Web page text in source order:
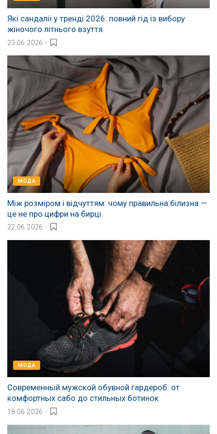
Які сандалії у тренді 2026: повний гід із вибору
жіночого літнього взуття
23.06.2026
МОДА
Між розміром і відчуттям: чому правильна білизна —
це не про цифри на бирці
22.06.2026
МОДА
Современный мужской обувной гардероб: от
комфортных сабо до стильных ботинок
18.06.2026